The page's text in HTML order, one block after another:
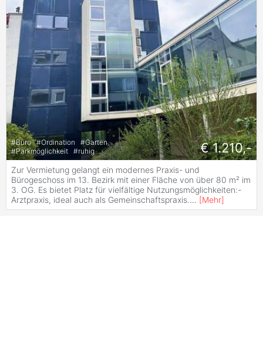
#Büro #Ordination #Garten
#Parkmöglichkeit #ruhig € 1.210,-
Zur Vermietung gelangt ein modernes Praxis- und
Bürogeschoss im 13. Bezirk mit einer Fläche von über 80 m² im
3. OG. Es bietet Platz für vielfältige Nutzungsmöglichkeiten:-
Arztpraxis, ideal auch als Gemeinschaftspraxis.... [Mehr]